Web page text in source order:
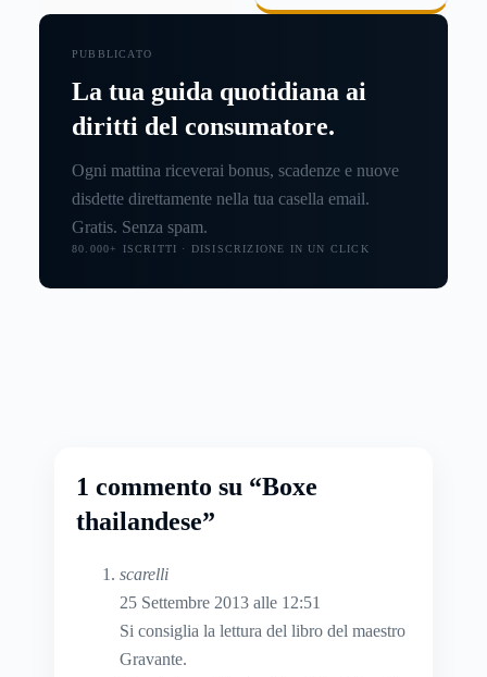
PUBBLICATO
La tua guida quotidiana ai
diritti del consumatore.
Ogni mattina riceverai bonus, scadenze e nuove
disdette direttamente nella tua casella email.
Gratis. Senza spam.
80.000+ ISCRITTI · DISISCRIZIONE IN UN CLICK
1 commento su “Boxe
thailandese”
scarelli
25 Settembre 2013 alle 12:51
Si consiglia la lettura del libro del maestro
Gravante.